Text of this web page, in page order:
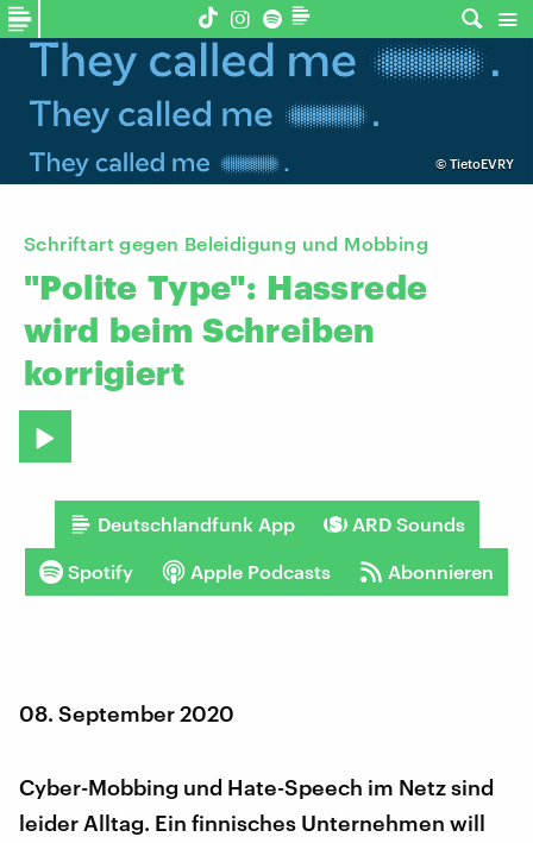
© TietoEVRY
Schriftart gegen Beleidigung und Mobbing
"Polite Type": Hassrede
wird beim Schreiben
korrigiert
Deutschlandfunk App ARD Sounds
Spotify Apple Podcasts Abonnieren
08. September 2020
Cyber-Mobbing und Hate-Speech im Netz sind
leider Alltag. Ein finnisches Unternehmen will